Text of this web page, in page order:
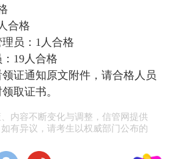
合格
员：1人合格
19人合格
证通知原文附件，请合格人员
取证书。
内容不断变化与调整，信管网提供
有异议，请考生以权威部门公布的